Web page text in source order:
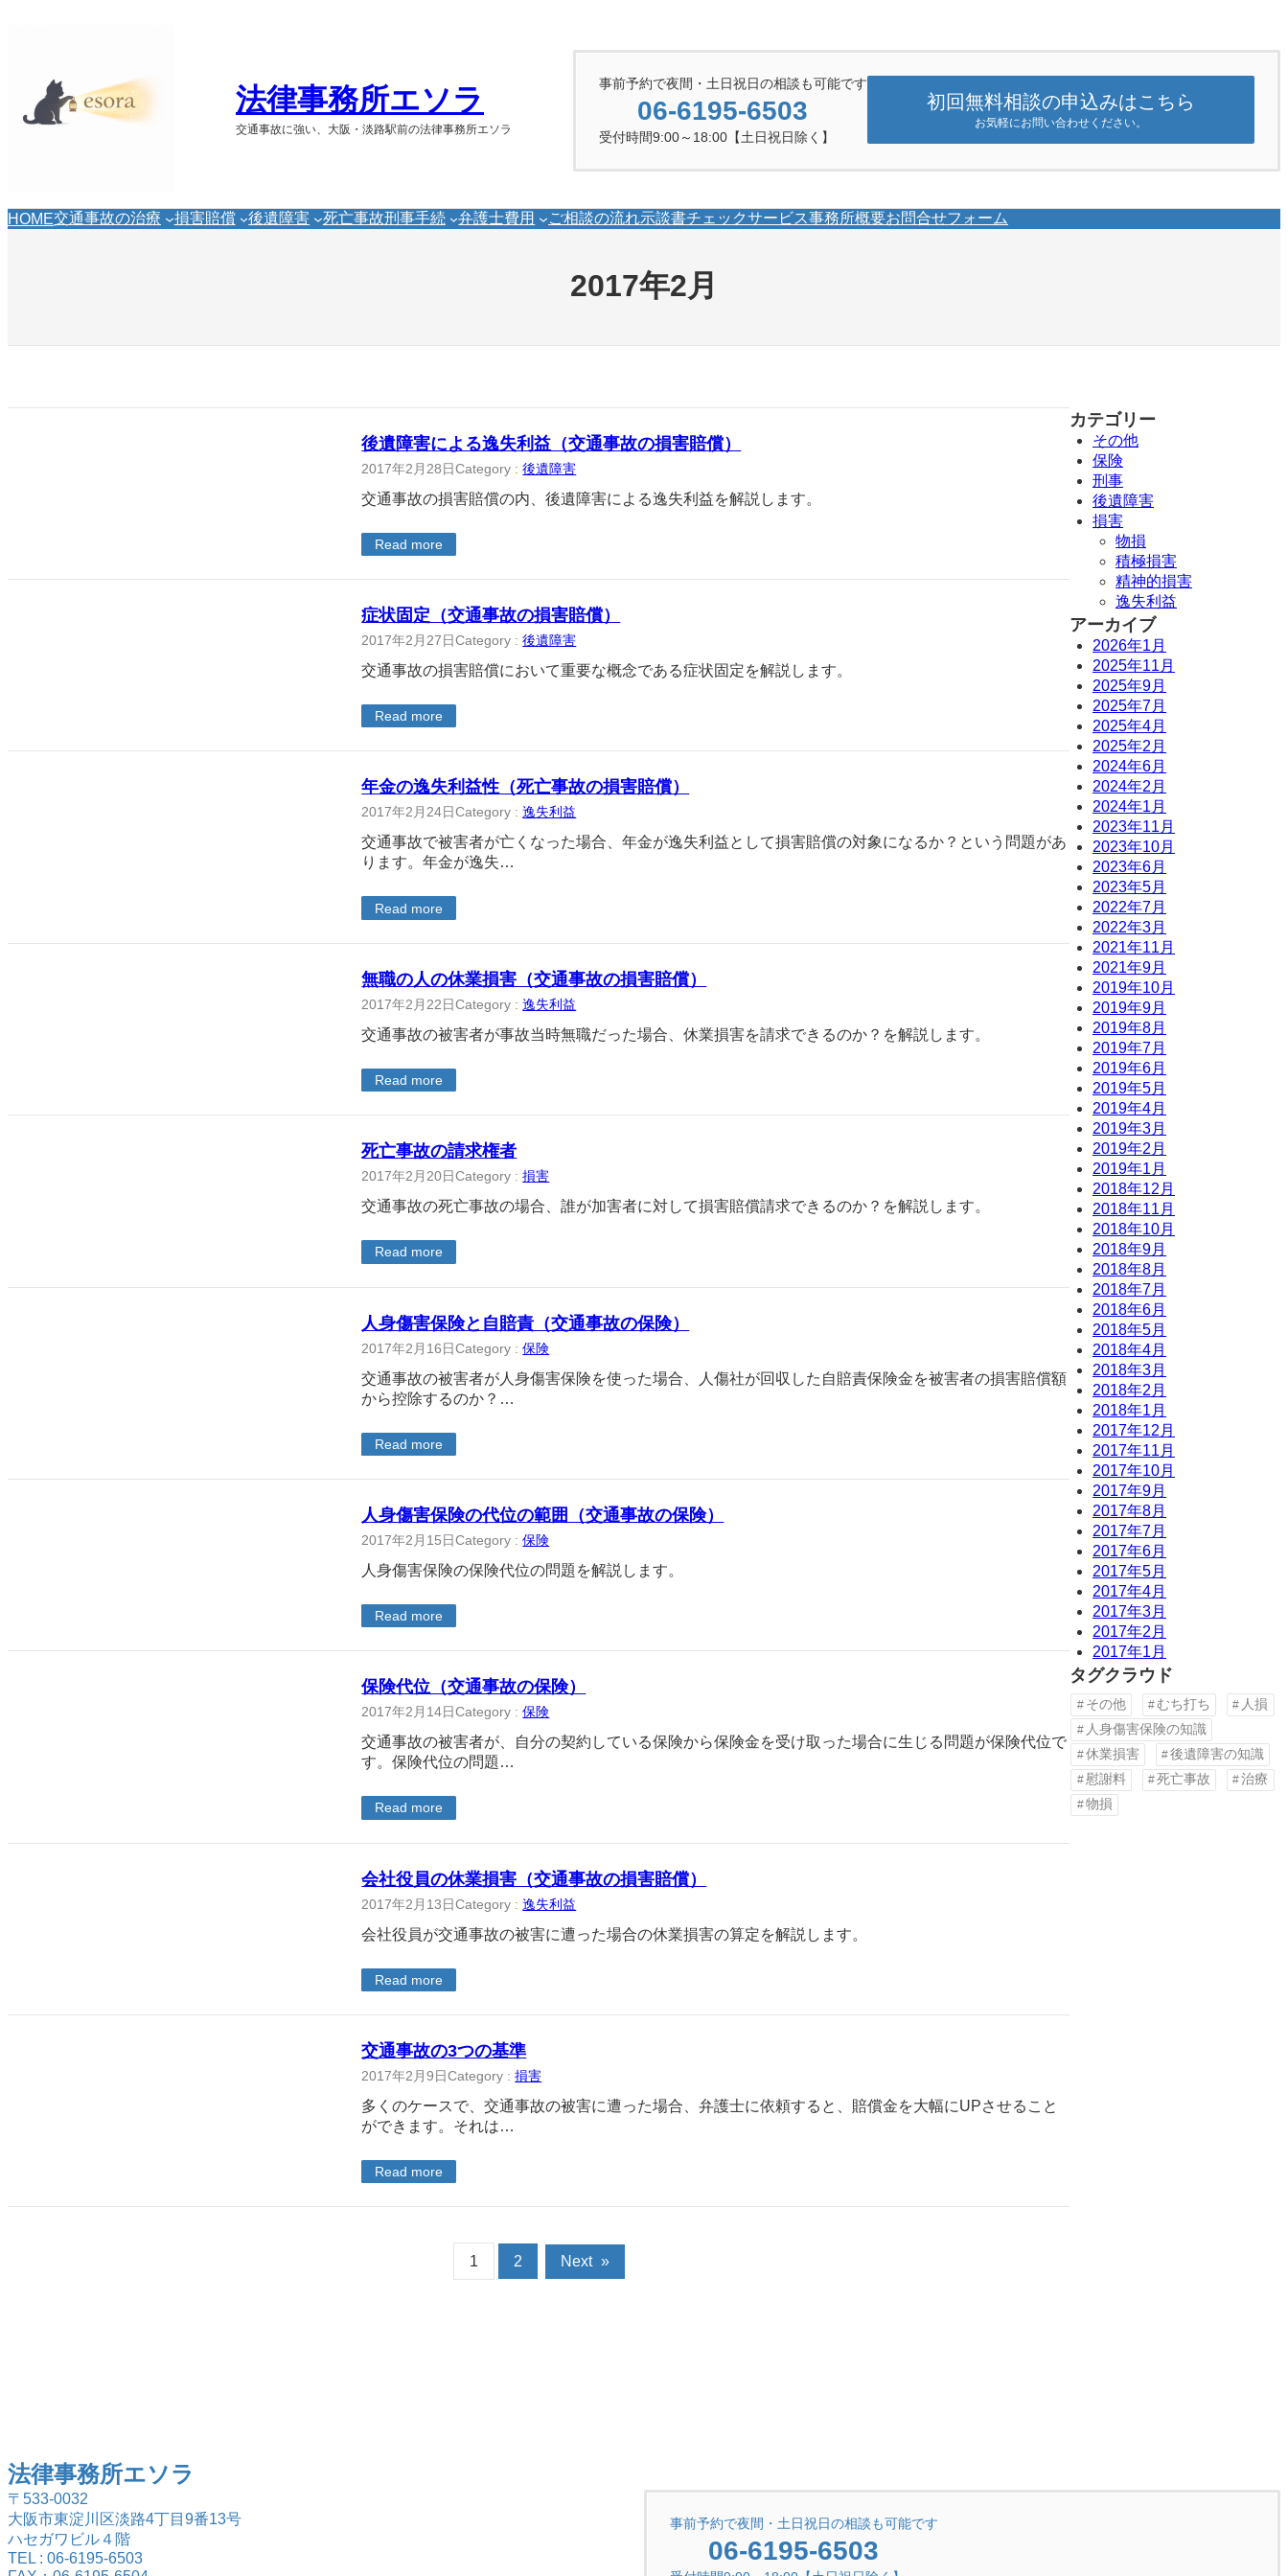
法律事務所エソラ
交通事故に強い、大阪・淡路駅前の法律事務所エソラ
事前予約で夜間・土日祝日の相談も可能です
06-6195-6503
受付時間9:00～18:00【土日祝日除く】
初回無料相談の申込みはこちら
お気軽にお問い合わせください。
HOME交通事故の治療 損害賠償 後遺障害 死亡事故刑事手続 弁護士費用 ご相談の流れ示談書チェックサービス事務所概要お問合せフォーム
2017年2月
後遺障害による逸失利益（交通事故の損害賠償）
2017年2月28日Category :後遺障害
交通事故の損害賠償の内、後遺障害による逸失利益を解説します。
Read more
症状固定（交通事故の損害賠償）
2017年2月27日Category :後遺障害
交通事故の損害賠償において重要な概念である症状固定を解説します。
Read more
年金の逸失利益性（死亡事故の損害賠償）
2017年2月24日Category :逸失利益
交通事故で被害者が亡くなった場合、年金が逸失利益として損害賠償の対象になるか？という問題があ
ります。年金が逸失…
Read more
無職の人の休業損害（交通事故の損害賠償）
2017年2月22日Category :逸失利益
交通事故の被害者が事故当時無職だった場合、休業損害を請求できるのか？を解説します。
Read more
死亡事故の請求権者
2017年2月20日Category :損害
交通事故の死亡事故の場合、誰が加害者に対して損害賠償請求できるのか？を解説します。
Read more
人身傷害保険と自賠責（交通事故の保険）
2017年2月16日Category :保険
交通事故の被害者が人身傷害保険を使った場合、人傷社が回収した自賠責保険金を被害者の損害賠償額
から控除するのか？…
Read more
人身傷害保険の代位の範囲（交通事故の保険）
2017年2月15日Category :保険
人身傷害保険の保険代位の問題を解説します。
Read more
保険代位（交通事故の保険）
2017年2月14日Category :保険
交通事故の被害者が、自分の契約している保険から保険金を受け取った場合に生じる問題が保険代位で
す。保険代位の問題…
Read more
会社役員の休業損害（交通事故の損害賠償）
2017年2月13日Category :逸失利益
会社役員が交通事故の被害に遭った場合の休業損害の算定を解説します。
Read more
交通事故の3つの基準
2017年2月9日Category :損害
多くのケースで、交通事故の被害に遭った場合、弁護士に依頼すると、賠償金を大幅にUPさせること
ができます。それは…
Read more
1 2 Next »
カテゴリー
その他
保険
刑事
後遺障害
損害
物損
積極損害
精神的損害
逸失利益
アーカイブ
2026年1月
2025年11月
2025年9月
2025年7月
2025年4月
2025年2月
2024年6月
2024年2月
2024年1月
2023年11月
2023年10月
2023年6月
2023年5月
2022年7月
2022年3月
2021年11月
2021年9月
2019年10月
2019年9月
2019年8月
2019年7月
2019年6月
2019年5月
2019年4月
2019年3月
2019年2月
2019年1月
2018年12月
2018年11月
2018年10月
2018年9月
2018年8月
2018年7月
2018年6月
2018年5月
2018年4月
2018年3月
2018年2月
2018年1月
2017年12月
2017年11月
2017年10月
2017年9月
2017年8月
2017年7月
2017年6月
2017年5月
2017年4月
2017年3月
2017年2月
2017年1月
タグクラウド
その他 むち打ち
人損
人身傷害保険の知識
休業損害
後遺障害の知識
慰謝料
死亡事故
治療
物損
法律事務所エソラ
〒533-0032
大阪市東淀川区淡路4丁目9番13号
ハセガワビル４階
TEL : 06-6195-6503
事前予約で夜間・土日祝日の相談も可能です
06-6195-6503